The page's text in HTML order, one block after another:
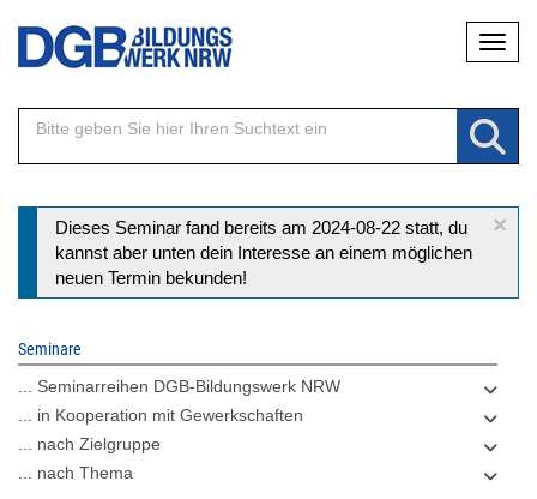
Direkt
Inhalt
×
Statusmeldung
Dieses Seminar fand bereits am 2024-08-22 statt, du
kannst aber unten dein Interesse an einem möglichen
neuen Termin bekunden!
Seminare
... Seminarreihen DGB-Bildungswerk NRW
... in Kooperation mit Gewerkschaften
... nach Zielgruppe
... nach Thema